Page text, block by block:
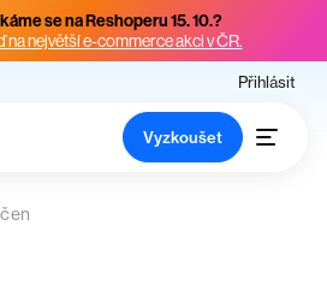
se na Reshoperu 15. 10.?
na největší e-commerce akci v ČR.
Přihlásit
Vyzkoušet